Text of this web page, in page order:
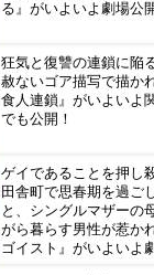
る』がいよいよ劇場公
狂気と復讐の連鎖に陥
赦ないゴア描写で描か
食人連鎖』がいよいよ
でも公開！
ゲイであることを押し
田舎町で思春期を過ご
と、シングルマザーの
がら暮らす男性が惹か
ゴイスト』がいよいよ